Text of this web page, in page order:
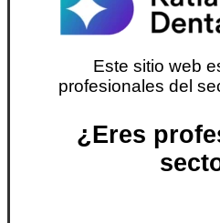
Este sitio web
profesionales del
¿Eres